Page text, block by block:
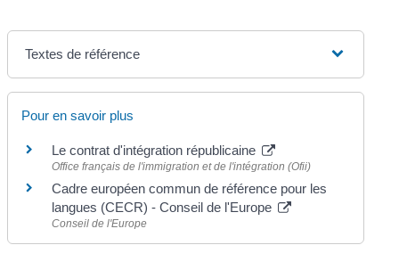
Textes de référence
Pour en savoir plus
Le contrat d'intégration républicaine
Office français de l'immigration et de l'intégration (Ofii)
Cadre européen commun de référence pour les
langues (CECR) - Conseil de l'Europe
Conseil de l'Europe